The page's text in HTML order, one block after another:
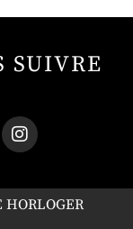
SUIVRE
HORLOGER